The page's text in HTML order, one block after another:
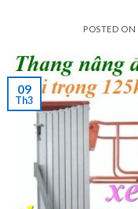
POSTED ON
09
Th3